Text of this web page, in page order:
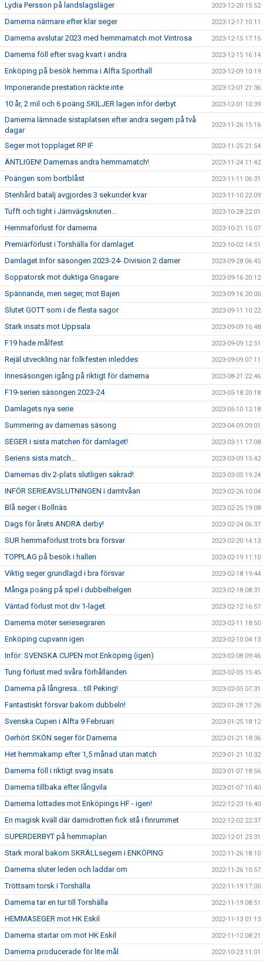
Lydia Persson på landslagsläger 2023-12-20 15:52
Damerna närmare efter klar seger 2023-12-17 10:11
Damerna avslutar 2023 med hemmamatch mot Vintrosa 2023-12-15 17:15
Damerna föll efter svag kvart i andra 2023-12-15 16:14
Enköping på besök hemma i Alfta Sporthall 2023-12-09 10:19
Imponerande prestation räckte inte 2023-12-01 21:36
10 år, 2 mil och 6 poäng SKILJER lagen inför derbyt 2023-12-01 10:39
Damerna lämnade sistaplatsen efter andra segern på två
dagar
2023-11-26 15:16
Seger mot topplaget RP IF 2023-11-25 21:54
ÄNTLIGEN! Damernas andra hemmamatch! 2023-11-24 11:42
Poängen som bortblåst 2023-11-11 06:31
Stenhård batalj avgjordes 3 sekunder kvar 2023-11-10 22:09
Tufft och tight i Järnvägsknuten... 2023-10-28 22:01
Hemmaförlust för damerna 2023-10-21 15:07
Premiärförlust i Torshälla för damlaget 2023-10-02 14:51
Damlaget Inför säsongen 2023-24- Division 2 damer 2023-09-28 06:45
Soppatorsk mot duktiga Gnagare 2023-09-16 20:12
Spännande, men seger, mot Bajen 2023-09-16 20:00
Slutet GOTT som i de flesta sagor 2023-09-11 10:22
Stark insats mot Uppsala 2023-09-09 16:48
F19 hade målfest 2023-09-09 12:51
Rejäl utveckling när folkfesten inleddes 2023-09-09 07:11
Innesäsongen igång på riktigt för damerna 2023-08-21 22:46
F19-serien säsongen 2023-24 2023-05-18 20:18
Damlagets nya serie 2023-05-10 12:18
Summering av damernas säsong 2023-04-09 09:01
SEGER i sista matchen för damlaget! 2023-03-11 17:08
Seriens sista match... 2023-03-09 15:42
Damernas div 2-plats slutligen säkrad! 2023-03-05 19:24
INFÖR SERIEAVSLUTNINGEN i damtvåan 2023-02-26 10:04
Blå seger i Bollnäs 2023-02-25 19:08
Dags för årets ANDRA derby! 2023-02-24 06:37
SUR hemmaförlust trots bra försvar 2023-02-20 14:13
TOPPLAG på besök i hallen 2023-02-19 11:10
Viktig seger grundlagd i bra försvar 2023-02-18 19:44
Många poäng på spel i dubbelhelgen 2023-02-18 08:31
Väntad förlust mot div 1-laget 2023-02-12 16:57
Damerna möter seriesegraren 2023-02-11 18:50
Enköping cupvann igen 2023-02-10 04:13
Inför: SVENSKA CUPEN mot Enköping (igen) 2023-02-08 09:46
Tung förlust med svåra förhållanden 2023-02-05 15:45
Damerna på långresa... till Peking! 2023-02-05 07:31
Fantastiskt försvar bakom dubbeln! 2023-01-28 17:26
Svenska Cupen i Alfta 9 Februari 2023-01-25 18:12
Oerhört SKÖN seger för Damerna 2023-01-21 18:36
Het hemmakamp efter 1,5 månad utan match 2023-01-21 10:32
Damerna föll i riktigt svag insats 2023-01-07 18:56
Damerna tillbaka efter långvila 2023-01-07 10:40
Damerna lottades mot Enköpings HF - igen! 2022-12-23 16:40
En magisk kväll där damidrotten fick stå i finrummet 2022-12-02 22:37
SUPERDERBYT på hemmaplan 2022-12-01 23:31
Stark moral bakom SKRÄLLsegern i ENKÖPING 2022-11-26 18:10
Damerna sluter leden och laddar om 2022-11-26 10:57
Tröttsam torsk i Torshälla 2022-11-19 17:00
Damerna tar en tur till Torshälla 2022-11-19 08:51
HEMMASEGER mot HK Eskil 2022-11-13 01:13
Damerna startar om mot HK Eskil 2022-11-12 08:21
Damerna producerade för lite mål 2022-10-23 11:01